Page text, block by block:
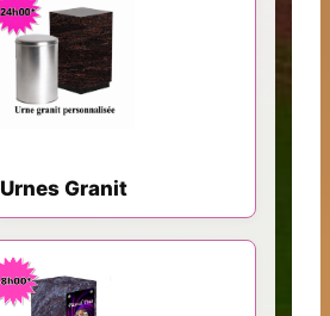
Urnes Granit